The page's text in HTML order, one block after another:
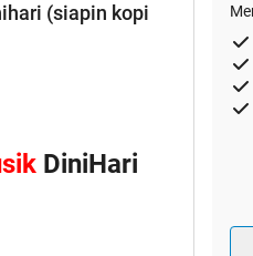
(siapin kopi